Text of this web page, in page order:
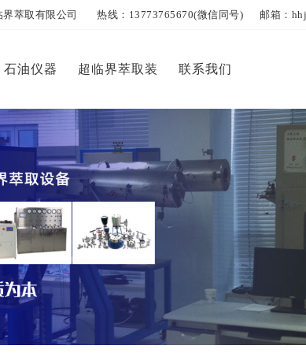
临界萃取有限公司 热线：13773765670(微信同号) 邮箱：
石油仪器 超临界萃取装
置
联系我们